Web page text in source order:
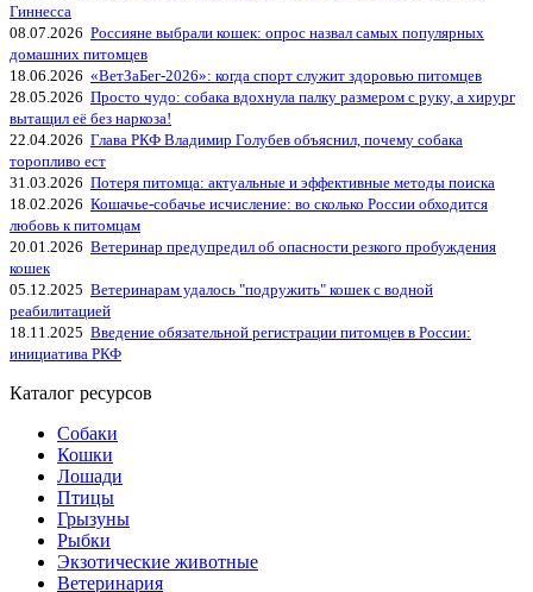
Гиннесса
08.07.2026 Россияне выбрали кошек: опрос назвал самых популярных
домашних питомцев
18.06.2026 «ВетЗаБег‑2026»: когда спорт служит здоровью питомцев
28.05.2026 Просто чудо: собака вдохнула палку размером с руку, а хирург
вытащил её без наркоза!
22.04.2026 Глава РКФ Владимир Голубев объяснил, почему собака
торопливо ест
31.03.2026 Потеря питомца: актуальные и эффективные методы поиска
18.02.2026 Кошачье-собачье исчисление: во сколько России обходится
любовь к питомцам
20.01.2026 Ветеринар предупредил об опасности резкого пробуждения
кошек
05.12.2025 Ветеринарам удалось "подружить" кошек с водной
реабилитацией
18.11.2025 Введение обязательной регистрации питомцев в России:
инициатива РКФ
Каталог ресурсов
Собаки
Кошки
Лошади
Птицы
Грызуны
Рыбки
Экзотические животные
Ветеринария